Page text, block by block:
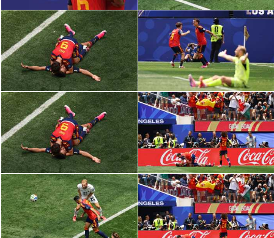
كرة السلة الأمريكية
كرة سلة
كرة يد
كرة طائرة
الوطن العربي
في المونديال
رياضة نسائية
آسيا
أمريكا
ركن الألعاب